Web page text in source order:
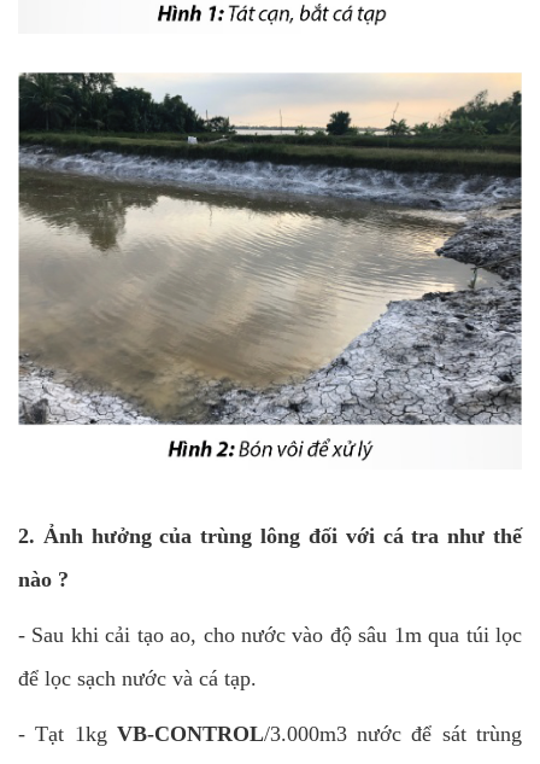
2. Ảnh hưởng của trùng lông đối với cá tra như thế
nào ?
- Sau khi cải tạo ao, cho nước vào độ sâu 1m qua túi lọc
để lọc sạch nước và cá tạp.
- Tạt 1kg VB-CONTROL/3.000m3 nước để sát trùng